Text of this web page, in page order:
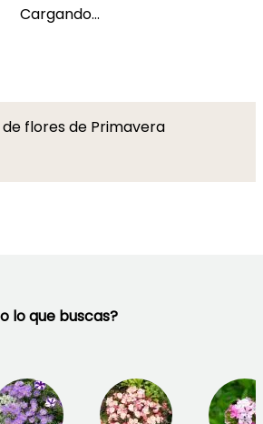
Cargando...
de flores de Primavera
lo que buscas?